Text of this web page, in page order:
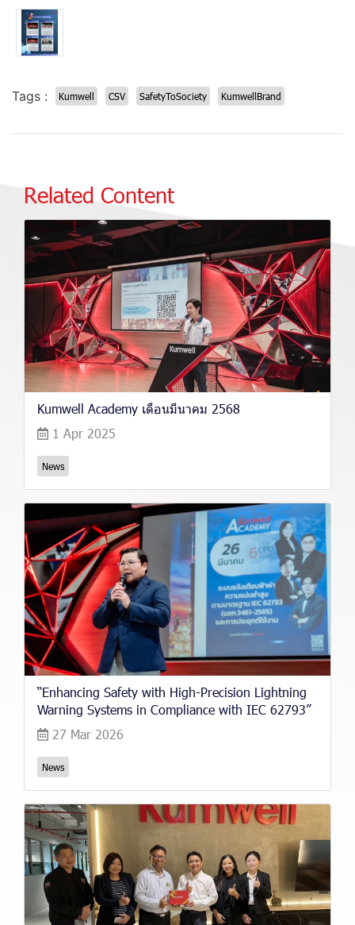
Tags : Kumwell CSV SafetyToSociety KumwellBrand
Related Content
Kumwell Academy เดือนมีนาคม 2568
1 Apr 2025
News
“Enhancing Safety with High-Precision Lightning
Warning Systems in Compliance with IEC 62793”
27 Mar 2026
News